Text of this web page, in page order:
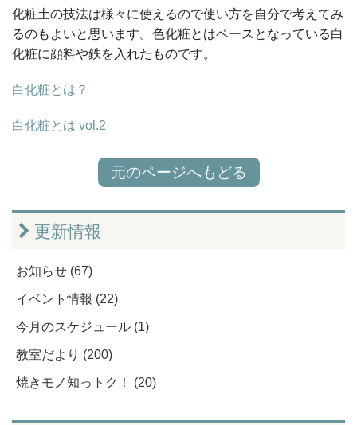
化粧土の技法は様々に使えるので使い方を自分で考えてみ
るのもよいと思います。色化粧とはベースとなっている白
化粧に顔料や鉄を入れたものです。
白化粧とは？
白化粧とは vol.2
元のページへもどる
更新情報
お知らせ (67)
イベント情報 (22)
今月のスケジュール (1)
教室だより (200)
焼きモノ知っトク！ (20)